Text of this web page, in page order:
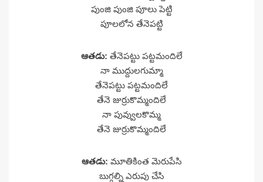
పుంజి పుంజి పూలు పెట్టి
పూలలోన తేనెపట్టి
ఆతడు: తేనెపట్టు పట్టమందిలే
నా ముద్దులగుమ్మా
తేనెపట్టు పట్టమందిలే
తేనె జుర్రుకొమ్మందిలే
నా పువ్వులకొమ్మ
తేనె జుర్రుకొమ్మందిలే
ఆతడు: మూతికింత మెరుపేసి
బుగ్గల్ని ఎరుపు చేసి